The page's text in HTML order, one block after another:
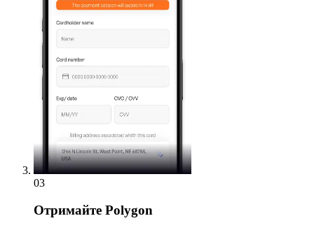
03
Отримайте Polygon